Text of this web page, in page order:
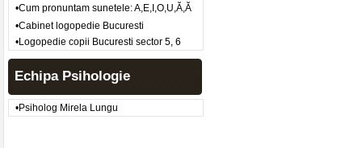
•Cum pronuntam sunetele: A,E,I,O,U,Ă,Ă
•Cabinet logopedie Bucuresti
•Logopedie copii Bucuresti sector 5, 6
Echipa Psihologie
•Psiholog Mirela Lungu